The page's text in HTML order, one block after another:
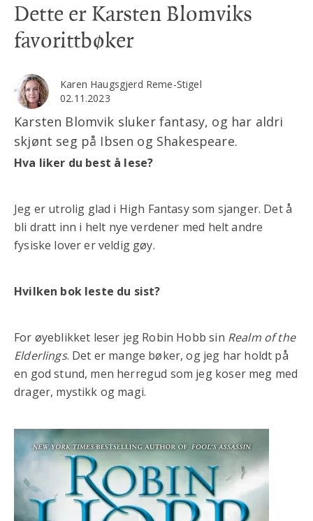
Dette er Karsten Blomviks
favorittbøker
Karen Haugsgjerd Reme-Stigel
02.11.2023
Karsten Blomvik sluker fantasy, og har aldri
skjønt seg på Ibsen og Shakespeare.
Hva liker du best å lese?
Jeg er utrolig glad i High Fantasy som sjanger. Det å
bli dratt inn i helt nye verdener med helt andre
fysiske lover er veldig gøy.
Hvilken bok leste du sist?
For øyeblikket leser jeg Robin Hobb sin Realm of the
Elderlings. Det er mange bøker, og jeg har holdt på
en god stund, men herregud som jeg koser meg med
drager, mystikk og magi.